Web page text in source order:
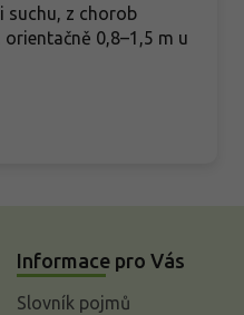
suchu, z chorob
0,8–1,5 m u
Informace pro Vás
Slovník pojmů